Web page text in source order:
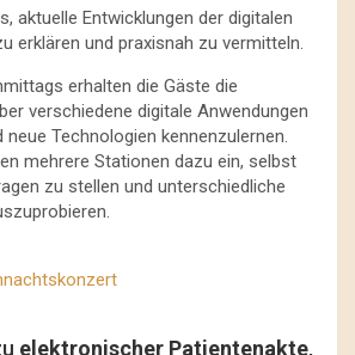
aktuelle Entwicklungen der digitalen
erklären und praxisnah zu vermitteln.
erhalten die Gäste die
verschiedene digitale Anwendungen
Technologien kennenzulernen.
mehrere Stationen dazu ein, selbst
zu stellen und unterschiedliche
elektronischer Patientenakte,